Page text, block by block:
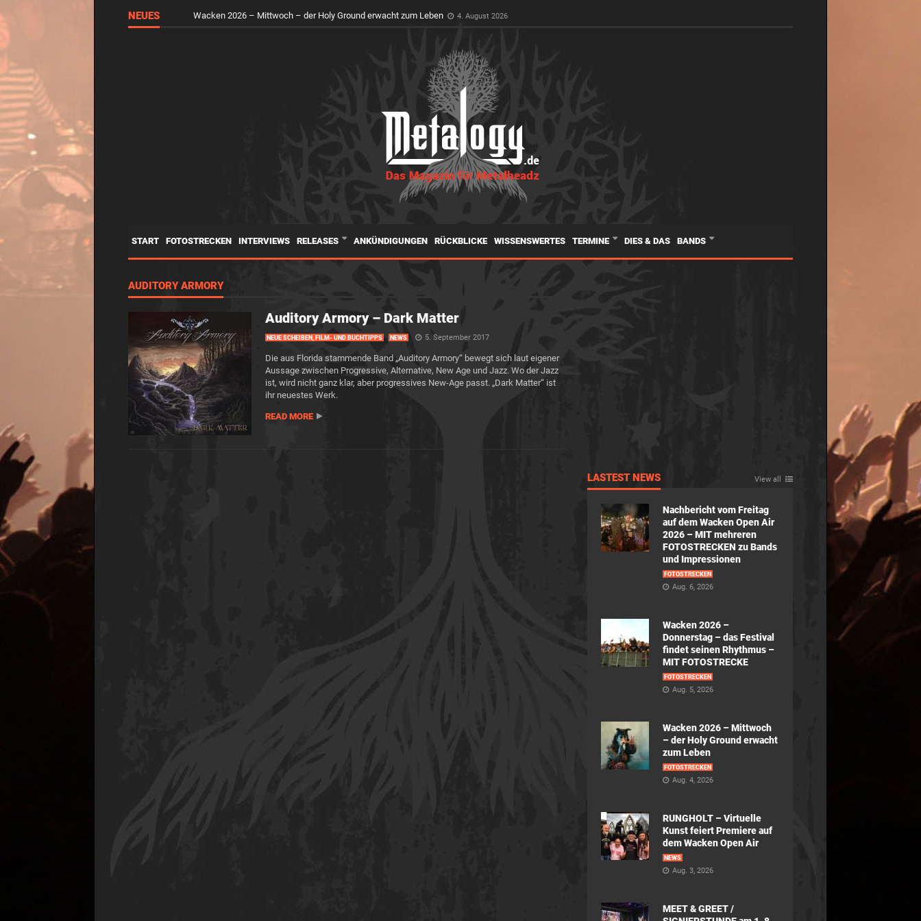
NEUES Wacken 2026 – Mittwoch – der Holy Ground erwacht zum Leben 4. August 2026
START FOTOSTRECKEN INTERVIEWS RELEASES ANKÜNDIGUNGEN RÜCKBLICKE WISSENSWERTES TERMINE DIES & DAS BANDS
AUDITORY ARMORY
Auditory Armory – Dark Matter
NEUE SCHEIBEN, FILM- UND BUCHTIPPS NEWS 5. September 2017
Die aus Florida stammende Band „Auditory Armory“ bewegt sich laut eigener
Aussage zwischen Progressive, Alternative, New Age und Jazz. Wo der Jazz
ist, wird nicht ganz klar, aber progressives New-Age passt. „Dark Matter“ ist
ihr neuestes Werk.
READ MORE
LASTEST NEWS View all
Nachbericht vom Freitag
auf dem Wacken Open Air
2026 – MIT mehreren
FOTOSTRECKEN zu Bands
und Impressionen
FOTOSTRECKEN
Aug. 6, 2026
Wacken 2026 –
Donnerstag – das Festival
findet seinen Rhythmus –
MIT FOTOSTRECKE
FOTOSTRECKEN
Aug. 5, 2026
Wacken 2026 – Mittwoch
– der Holy Ground erwacht
zum Leben
FOTOSTRECKEN
Aug. 4, 2026
RUNGHOLT – Virtuelle
Kunst feiert Premiere auf
dem Wacken Open Air
NEWS
Aug. 3, 2026
MEET & GREET /